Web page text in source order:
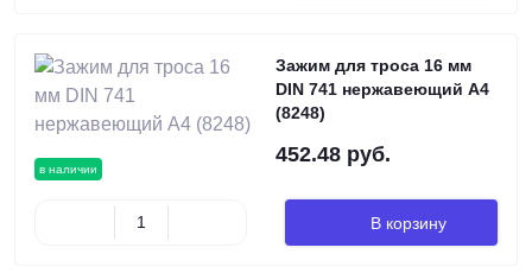
в наличии
Зажим для троса 16 мм
DIN 741 нержавеющий А4
(8248)
452.48 руб.
В корзину